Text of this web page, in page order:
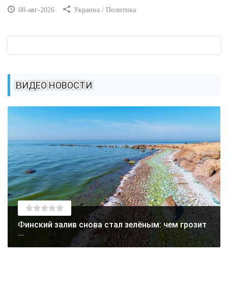
08-авг-2026 Украина / Политика
ВИДЕО НОВОСТИ
Финский залив снова стал зелёным: чем грозит
...